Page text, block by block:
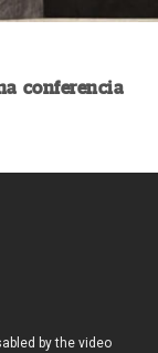
conferencia